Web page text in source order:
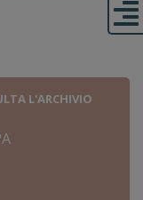
L'ARCHIVIO